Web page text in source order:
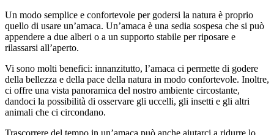
Un modo semplice e confortevole per godersi la natura è proprio
quello di usare un’amaca. Un’amaca è una sedia sospesa che si può
appendere a due alberi o a un supporto stabile per riposare e
rilassarsi all’aperto.
Vi sono molti benefici: innanzitutto, l’amaca ci permette di godere
della bellezza e della pace della natura in modo confortevole. Inoltre,
ci offre una vista panoramica del nostro ambiente circostante,
dandoci la possibilità di osservare gli uccelli, gli insetti e gli altri
animali che ci circondano.
Trascorrere del tempo in un’amaca può anche aiutarci a ridurre lo